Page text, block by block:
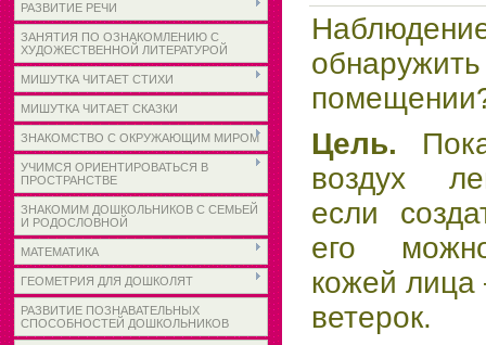
РАЗВИТИЕ РЕЧИ
ЗАНЯТИЯ ПО ОЗНАКОМЛЕНИЮ С
ХУДОЖЕСТВЕННОЙ ЛИТЕРАТУРОЙ
МИШУТКА ЧИТАЕТ СТИХИ
МИШУТКА ЧИТАЕТ СКАЗКИ
ЗНАКОМСТВО С ОКРУЖАЮЩИМ МИРОМ
УЧИМСЯ ОРИЕНТИРОВАТЬСЯ В
ПРОСТРАНСТВЕ
ЗНАКОМИМ ДОШКОЛЬНИКОВ С СЕМЬЕЙ
И РОДОСЛОВНОЙ
МАТЕМАТИКА
ГЕОМЕТРИЯ ДЛЯ ДОШКОЛЯТ
РАЗВИТИЕ ПОЗНАВАТЕЛЬНЫХ
СПОСОБНОСТЕЙ ДОШКОЛЬНИКОВ
Цель.
воздух
если
его
кожей лица
ветерок.